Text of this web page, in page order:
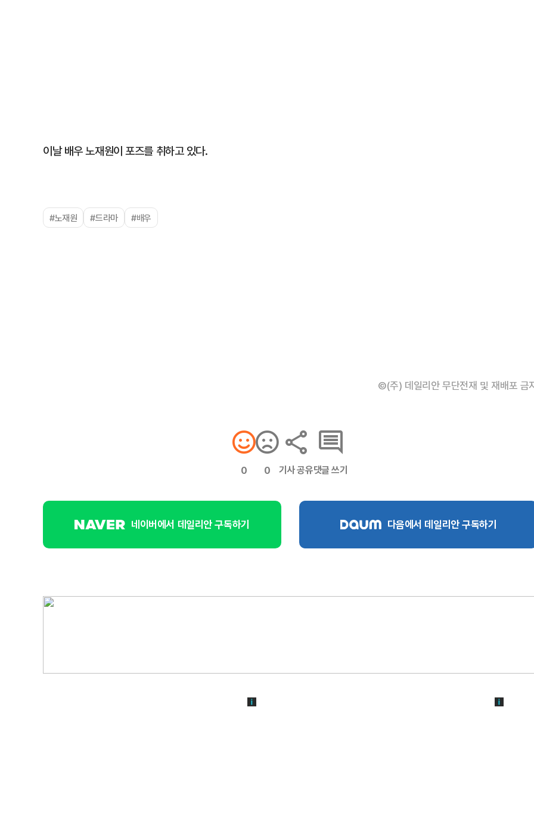
이날 배우 노재원이 포즈를 취하고 있다.
#노재원 #드라마 #배우
©(주) 데일리안 무단전재 및 재배포 금
0 0 기사 공유댓글 쓰기
네이버에서 데일리안 구독하기 다음에서 데일리안 구독하기